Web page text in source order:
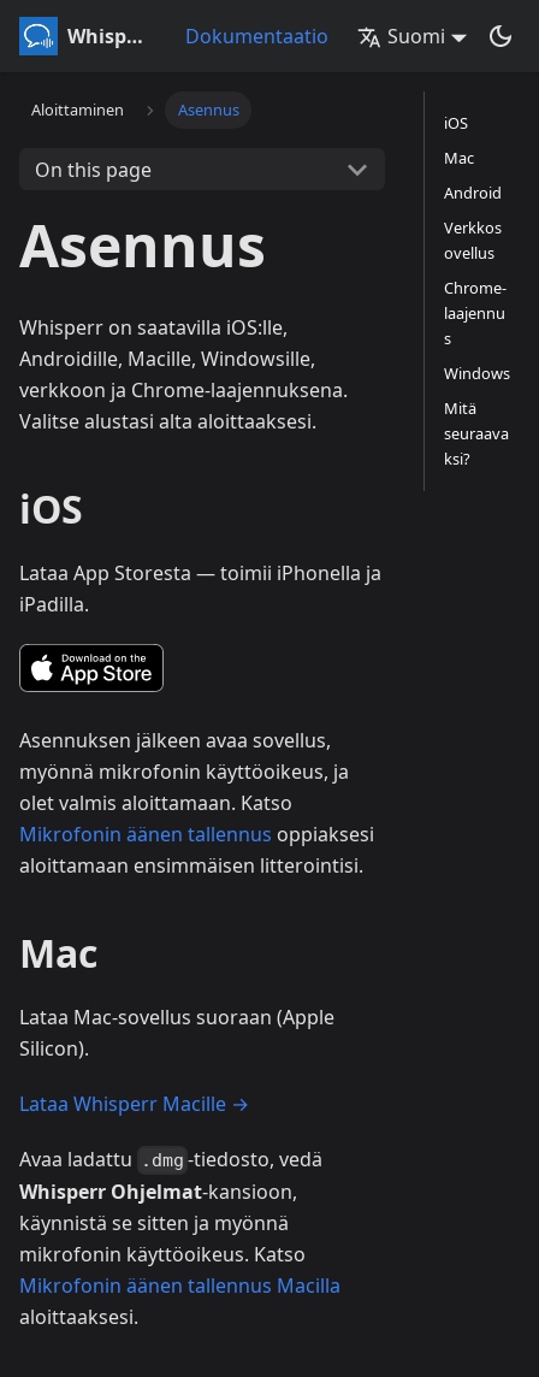
Whisperr Dokumentaatio Suomi
Aloittaminen Asennus
On this page
Asennus
Whisperr on saatavilla iOS:lle,
Androidille, Macille, Windowsille,
verkkoon ja Chrome-laajennuksena.
Valitse alustasi alta aloittaaksesi.
iOS
Lataa App Storesta — toimii iPhonella ja
iPadilla.
Asennuksen jälkeen avaa sovellus,
myönnä mikrofonin käyttöoikeus, ja
olet valmis aloittamaan. Katso
Mikrofonin äänen tallennus oppiaksesi
aloittamaan ensimmäisen litterointisi.
Mac
Lataa Mac-sovellus suoraan (Apple
Silicon).
Lataa Whisperr Macille →
Avaa ladattu .dmg -tiedosto, vedä
Whisperr Ohjelmat-kansioon,
käynnistä se sitten ja myönnä
mikrofonin käyttöoikeus. Katso
Mikrofonin äänen tallennus Macilla
aloittaaksesi.
iOS
Mac
Android
Verkkos
ovellus
Chrome-
laajennu
s
Windows
Mitä
seuraava
ksi?